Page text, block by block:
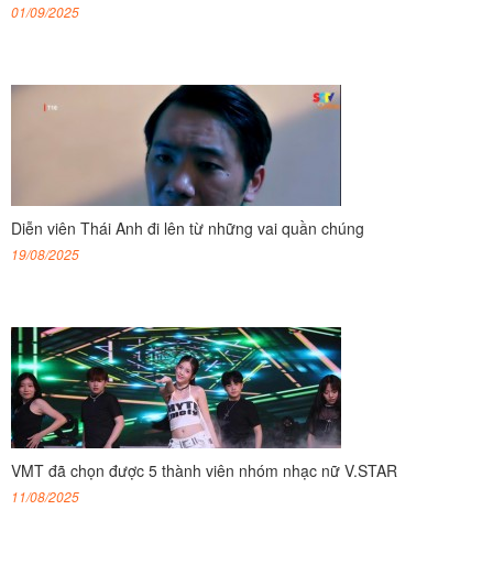
01/09/2025
Diễn viên Thái Anh đi lên từ những vai quần chúng
19/08/2025
VMT đã chọn được 5 thành viên nhóm nhạc nữ V.STAR
11/08/2025